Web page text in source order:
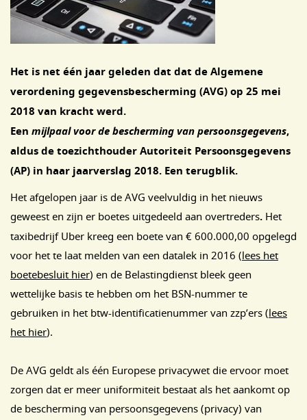
Het is net één jaar geleden dat dat de Algemene
verordening gegevensbescherming (AVG) op 25 mei
2018 van kracht werd.
Een mijlpaal voor de bescherming van persoonsgegevens,
aldus de toezichthouder Autoriteit Persoonsgegevens
(AP) in haar jaarverslag 2018. Een terugblik.
Het afgelopen jaar is de AVG veelvuldig in het nieuws
geweest en zijn er boetes uitgedeeld aan overtreders. Het
taxibedrijf Uber kreeg een boete van € 600.000,00 opgelegd
voor het te laat melden van een datalek in 2016 (lees het
boetebesluit hier) en de Belastingdienst bleek geen
wettelijke basis te hebben om het BSN-nummer te
gebruiken in het btw-identificatienummer van zzp’ers (lees
het hier).
De AVG geldt als één Europese privacywet die ervoor moet
zorgen dat er meer uniformiteit bestaat als het aankomt op
de bescherming van persoonsgegevens (privacy) van